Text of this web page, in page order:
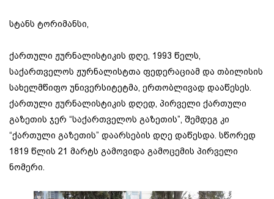
სტანს ტორიმანსი,
ქართული ჟურნალისტიკის დღე, 1993 წელს,
საქართველოს ჟურნალისტთა ფედერაციამ და თბილისის
სახელმწიფო უნივერსიტეტმა, ერთობლივად დააწესეს.
ქართული ჟურნალისტიკის დღედ, პირველი ქართული
გაზეთის ჯერ “საქართველოს გაზეთის”, შემდეგ კი
“ქართული გაზეთის” დაარსების დღე დაწესდა. სწორედ
1819 წლის 21 მარტს გამოვიდა გამოცემის პირველი
ნომერი.